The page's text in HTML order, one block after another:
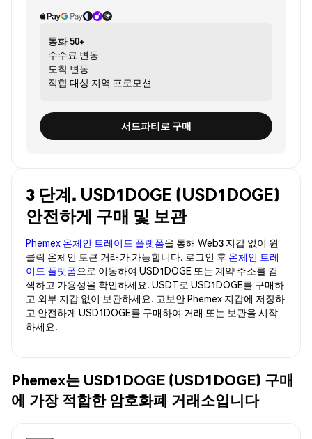
통화 50+
수수료 변동
도착 변동
적합 대상 지역 프로모션
서드파티로 구매
3 단계. USD1DOGE (USD1DOGE)
안전하게 구매 및 보관
Phemex 온체인 트레이드 플랫폼을 통해 Web3 지갑 없이 원
클릭 온체인 토큰 거래가 가능합니다. 로그인 후 온체인 트레
이드 플랫폼으로 이동하여 USD1DOGE 또는 계약 주소를 검
색하고 가용성을 확인하세요. USDT로 USD1DOGE를 구매하
고 외부 지갑 없이 보관하세요. 고보안 Phemex 지갑에 저장하
고 안전하게 USD1DOGE를 구매하여 거래 또는 보관을 시작
하세요.
Phemex는 USD1DOGE (USD1DOGE) 구매
에 가장 적합한 암호화폐 거래소입니다